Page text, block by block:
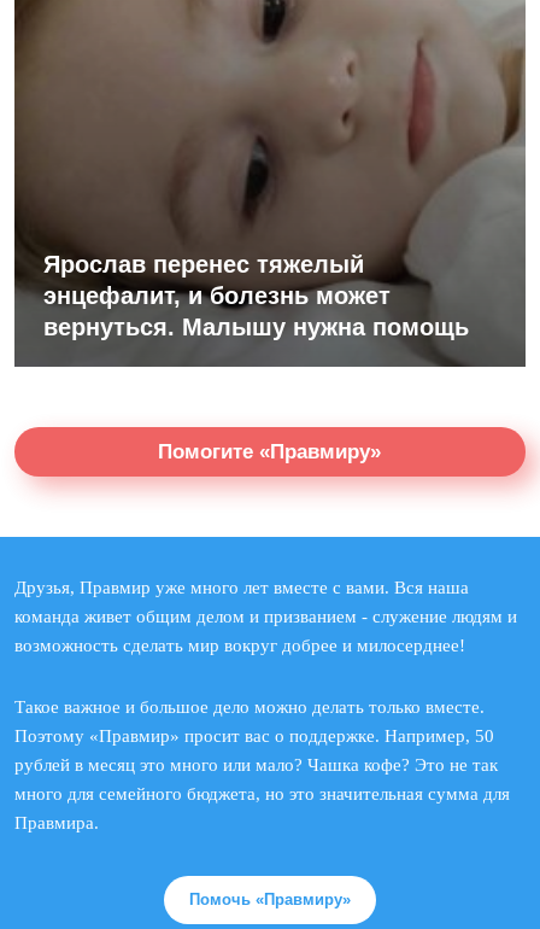
Ярослав перенес тяжелый
энцефалит, и болезнь может
вернуться. Малышу нужна помощь
Помогите «Правмиру»
Друзья, Правмир уже много лет вместе с вами. Вся наша
команда живет общим делом и призванием - служение людям и
возможность сделать мир вокруг добрее и милосерднее!
Такое важное и большое дело можно делать только вместе.
Поэтому «Правмир» просит вас о поддержке. Например, 50
рублей в месяц это много или мало? Чашка кофе? Это не так
много для семейного бюджета, но это значительная сумма для
Правмира.
Помочь «Правмиру»